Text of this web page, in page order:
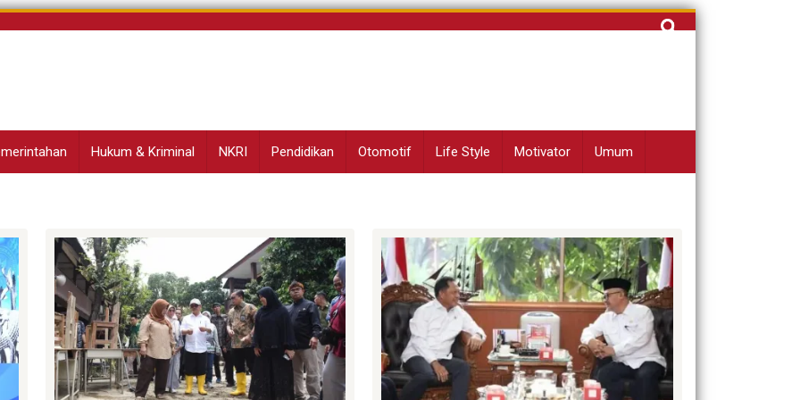
Cari
Hukum & Kriminal NKRI Pendidikan Otomotif Life Style Motivator Umum